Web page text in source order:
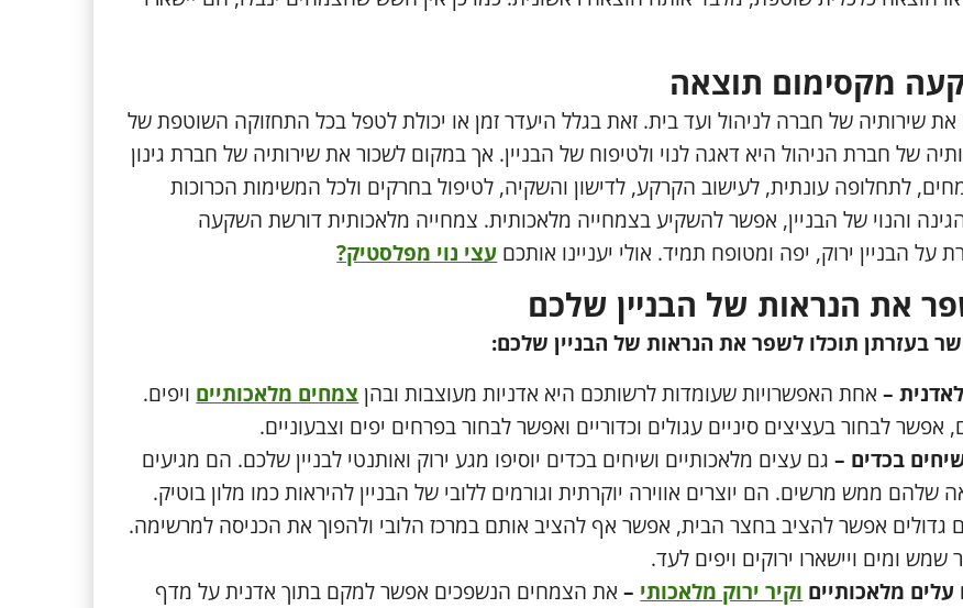
מקסימום תוצאה
את שירותיה של חברה לניהול ועד בית. זאת בגלל היעדר זמן או יכולת לטפל בכל התחזוקה השוטפת של
של חברת הניהול היא דאגה לנוי ולטיפוח של הבניין. אך במקום לשכור את שירותיה של חברת גינון
לתחלופה עונתית, לעישוב הקרקע, לדישון והשקיה, לטיפול בחרקים ולכל המשימות הכרוכות
והנוי של הבניין, אפשר להשקיע בצמחייה מלאכותית. צמחייה מלאכותית דורשת השקעה
הבניין ירוק, יפה ומטופח תמיד. אולי יעניינו אותכם עצי נוי מפלסטיק?
את הנראות של הבניין שלכם
בעזרתן תוכלו לשפר את הנראות של הבניין שלכם:
–אחת האפשרויות שעומדות לרשותכם היא אדניות מעוצבות ובהן צמחים מלאכותיים ויפים.
לבחור בעציצים סיניים עגולים וכדוריים ואפשר לבחור בפרחים יפים וצבעוניים.
בכדים –גם עצים מלאכותיים ושיחים בכדים יוסיפו מגע ירוק ואותנטי לבניין שלכם. הם מגיעים
שלהם ממש מרשים. הם יוצרים אווירה יוקרתית וגורמים ללובי של הבניין להיראות כמו מלון בוטיק.
גדולים אפשר להציב בחצר הבית, אפשר אף להציב אותם במרכז הלובי ולהפוך את הכניסה למרשימה.
שמש ומים ויישארו ירוקים ויפים לעד.
מלאכותיים וקיר ירוק מלאכותי –את הצמחים הנשפכים אפשר למקם בתוך אדנית על מדף